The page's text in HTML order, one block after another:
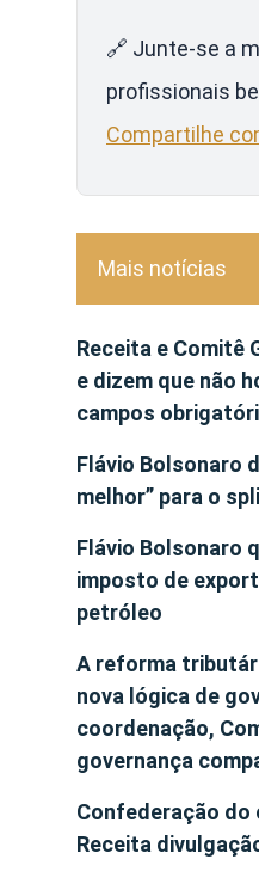
🔗 Junte-se a
profissionais
Compartilhe
Mais notícias
Receita e Comitê
e dizem que não
campos
Flávio Bolsonaro
melhor” para o
Flávio Bolsonaro
imposto de
petróleo
A reforma
nova lógica de
coordenação,
governança
Confederação do
Receita